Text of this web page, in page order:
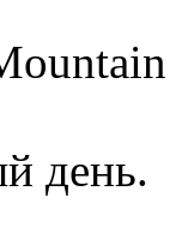
день.